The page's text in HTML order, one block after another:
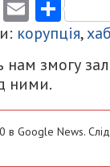
ViberEmail
корупція,
нам змогу
ними.
Google News.